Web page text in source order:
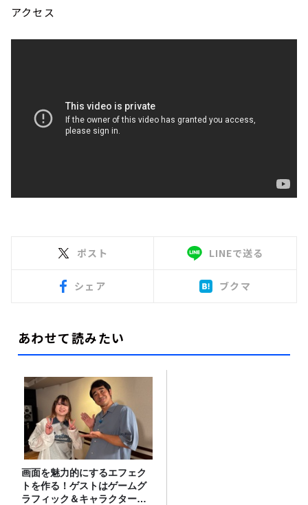
アクセス
ポスト LINEで送る
シェア ブクマ
あわせて読みたい
画面を魅力的にするエフェク
トを作る！ゲストはゲームグ
ラフィック＆キャラクター専